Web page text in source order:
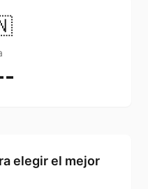
elegir el mejor